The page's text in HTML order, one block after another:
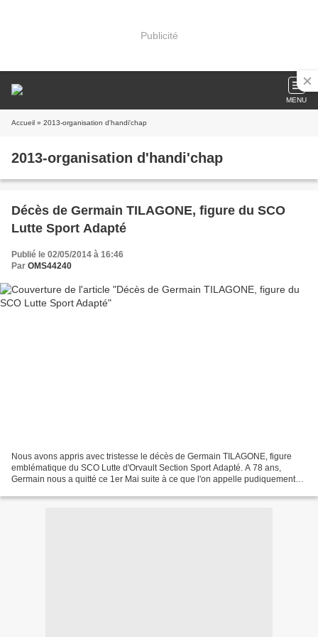
Publicité
MENU
Accueil » 2013-organisation d'handi'chap
2013-organisation d'handi'chap
Décès de Germain TILAGONE, figure du SCO
Lutte Sport Adapté
Publié le 02/05/2014 à 16:46
Par OMS44240
Nous avons appris avec tristesse le décès de Germain TILAGONE, figure
emblématique du SCO Lutte d'Orvault Section Sport Adapté. A 78 ans,
Germain nous a quitté ce 1er Mai suite à ce que l'on appelle pudiquement